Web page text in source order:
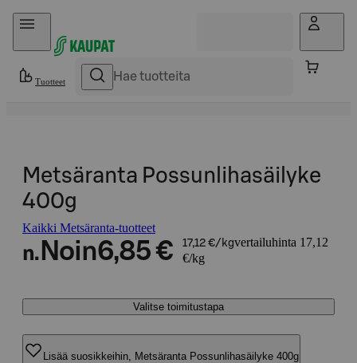
Hyppää sisältöön
Tuotteet
Metsäranta Possunlihasäilyke
400g
Kaikki Metsäranta-tuotteet
n. Noin6,85 € 17,12 €/kgvertailuhinta 17,12
€/kg
Valitse toimitustapa
Lisää suosikkeihin, Metsäranta Possunlihasäilyke 400g